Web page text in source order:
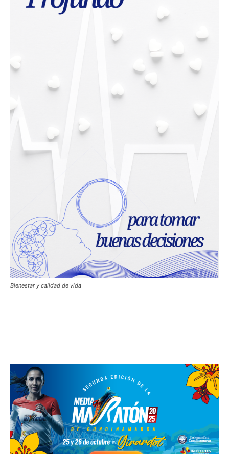
Bienestar y calidad de vida